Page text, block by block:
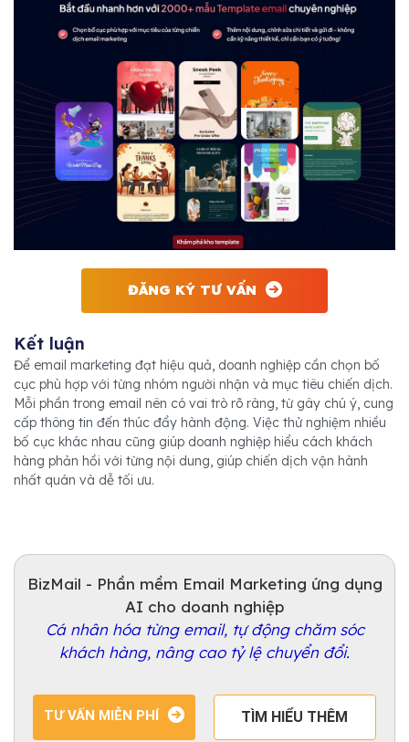
ĐĂNG KÝ TƯ VẤN
Kết luận
Để email marketing đạt hiệu quả, doanh nghiệp cần chọn bố
cục phù hợp với từng nhóm người nhận và mục tiêu chiến dịch.
Mỗi phần trong email nên có vai trò rõ ràng, từ gây chú ý, cung
cấp thông tin đến thúc đẩy hành động. Việc thử nghiệm nhiều
bố cục khác nhau cũng giúp doanh nghiệp hiểu cách khách
hàng phản hồi với từng nội dung, giúp chiến dịch vận hành
nhất quán và dễ tối ưu.
BizMail - Phần mềm Email Marketing ứng dụng
AI cho doanh nghiệp
Cá nhân hóa từng email, tự động chăm sóc
khách hàng, nâng cao tỷ lệ chuyển đổi.
TƯ VẤN MIỄN PHÍ TÌM HIỂU THÊM